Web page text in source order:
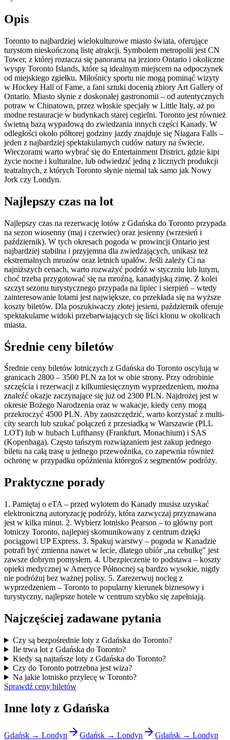
Opis
Toronto to najbardziej wielokulturowe miasto świata, oferujące
turystom nieskończoną listę atrakcji. Symbolem metropolii jest CN
Tower, z której roztacza się panorama na jezioro Ontario i okoliczne
wyspy Toronto Islands, które są idealnym miejscem na odpoczynek
od miejskiego zgiełku. Miłośnicy sportu nie mogą pominąć wizyty
w Hockey Hall of Fame, a fani sztuki docenią zbiory Art Gallery of
Ontario. Miasto słynie z doskonałej gastronomii – od autentycznych
potraw w Chinatown, przez włoskie specjały w Little Italy, aż po
modne restauracje w budynkach starej cegielni. Toronto jest również
świetną bazą wypadową do zwiedzania innych części Kanady. W
odległości około półtorej godziny jazdy znajduje się Niagara Falls –
jeden z najbardziej spektakularnych cudów natury na świecie.
Wieczorami warto wybrać się do Entertainment District, gdzie kipi
życie nocne i kulturalne, lub odwiedzić jedną z licznych produkcji
teatralnych, z których Toronto słynie niemal tak samo jak Nowy
Jork czy Londyn.
Najlepszy czas na lot
Najlepszy czas na rezerwację lotów z Gdańska do Toronto przypada
na sezon wiosenny (maj i czerwiec) oraz jesienny (wrzesień i
październik). W tych okresach pogoda w prowincji Ontario jest
najbardziej stabilna i przyjemna dla zwiedzających, unikasz też
ekstremalnych mrozów oraz letnich upałów. Jeśli zależy Ci na
najniższych cenach, warto rozważyć podróż w styczniu lub lutym,
choć trzeba przygotować się na mroźną, kanadyjską zimę. Z kolei
szczyt sezonu turystycznego przypada na lipiec i sierpień – wtedy
zainteresowanie lotami jest największe, co przekłada się na wyższe
koszty biletów. Dla poszukiwaczy złotej jesieni, październik oferuje
spektakularne widoki przebarwiających się liści klonu w okolicach
miasta.
Średnie ceny biletów
Średnie ceny biletów lotniczych z Gdańska do Toronto oscylują w
granicach 2800 – 3500 PLN za lot w obie strony. Przy odrobinie
szczęścia i rezerwacji z kilkumiesięcznym wyprzedzeniem, można
znaleźć okazje zaczynające się już od 2300 PLN. Najdrożej jest w
okresie Bożego Narodzenia oraz w wakacje, kiedy ceny mogą
przekroczyć 4500 PLN. Aby zaoszczędzić, warto korzystać z multi-
city search lub szukać połączeń z przesiadką w Warszawie (PLL
LOT) lub w hubach Lufthansy (Frankfurt, Monachium) i SAS
(Kopenhaga). Często tańszym rozwiązaniem jest zakup jednego
biletu na całą trasę u jednego przewoźnika, co zapewnia również
ochronę w przypadku opóźnienia któregoś z segmentów podróży.
Praktyczne porady
1. Pamiętaj o eTA – przed wylotem do Kanady musisz uzyskać
elektroniczną autoryzację podróży, która zazwyczaj przyznawana
jest w kilka minut. 2. Wybierz lotnisko Pearson – to główny port
lotniczy Toronto, najlepiej skomunikowany z centrum dzięki
pociągowi UP Express. 3. Spakuj warstwy – pogoda w Kanadzie
potrafi być zmienna nawet w lecie, dlatego ubiór „na cebulkę" jest
zawsze dobrym pomysłem. 4. Ubezpieczenie to podstawa – koszty
opieki medycznej w Ameryce Północnej są bardzo wysokie, nigdy
nie podróżuj bez ważnej polisy. 5. Zarezerwuj nocleg z
wyprzedzeniem – Toronto to popularny kierunek biznesowy i
turystyczny, najlepsze hotele w centrum szybko się zapełniają.
Najczęściej zadawane pytania
Czy są bezpośrednie loty z Gdańska do Toronto?
Ile trwa lot z Gdańska do Toronto?
Kiedy są najtańsze loty z Gdańska do Toronto?
Czy do Toronto potrzebna jest wiza?
Na jakie lotnisko przylecę w Toronto?
Sprawdź ceny biletów
Inne loty z Gdańska
Gdańsk → Londyn Gdańsk → Londyn
Gdańsk → Londyn